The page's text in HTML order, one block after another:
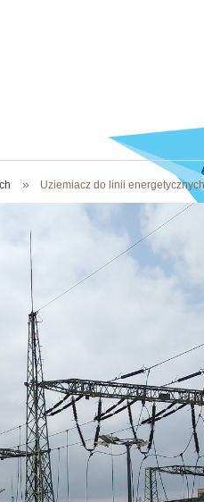
» Uziemiacz do linii